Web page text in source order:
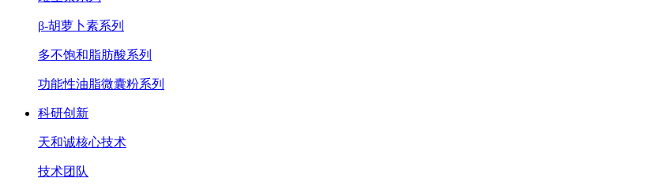
β-胡萝卜素系列
多不饱和脂肪酸系列
功能性油脂微囊粉系列
科研创新
天和诚核心技术
技术团队